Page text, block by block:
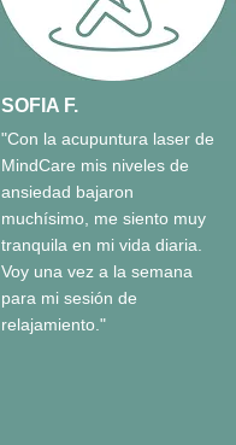
SOFIA F.
"Con la acupuntura laser de
MindCare mis niveles de
ansiedad bajaron
muchísimo, me siento muy
tranquila en mi vida diaria.
Voy una vez a la semana
para mi sesión de
relajamiento."